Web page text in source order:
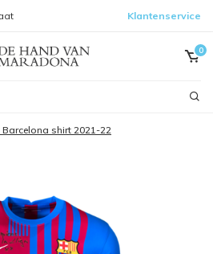
Inlijstingen
Klantenservice
0
Barcelona shirt 2021-22